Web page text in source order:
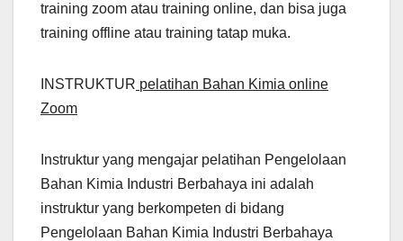
training zoom atau training online, dan bisa juga
training offline atau training tatap muka.
INSTRUKTUR pelatihan Bahan Kimia online
Zoom
Instruktur yang mengajar pelatihan Pengelolaan
Bahan Kimia Industri Berbahaya ini adalah
instruktur yang berkompeten di bidang
Pengelolaan Bahan Kimia Industri Berbahaya